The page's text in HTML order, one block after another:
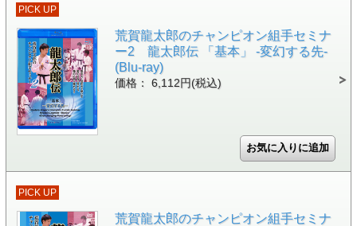
PICK UP
荒賀龍太郎のチャンピオン組手セミナ
ー2 龍太郎伝 「基本」 -変幻する先-
(Blu-ray)
価格： 6,112円(税込)
PICK UP
荒賀龍太郎のチャンピオン組手セミナ